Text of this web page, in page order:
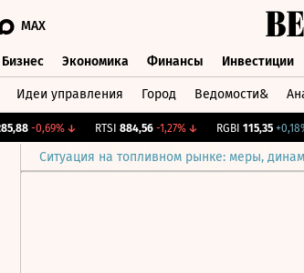
MAX
Бизнес Экономика Финансы Инвестиции
Идеи управления Город Ведомости&
-0,69%↓ RTSI 884,56 -1,27%↓ RGBI 115,35 +0,18%
Ситуация на топливном рынке: меры,